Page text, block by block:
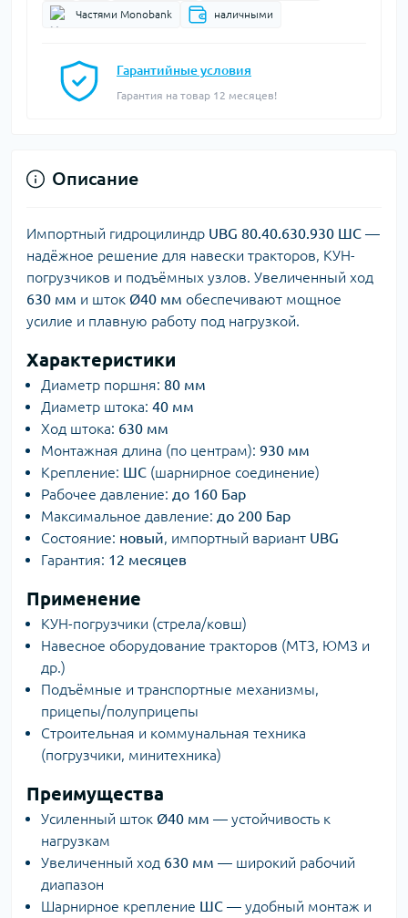
Частями Monobank наличными
Гарантийные условия
Гарантия на товар 12 месяцев!
Описание
Импортный гидроцилиндр UBG 80.40.630.930 ШС —
надёжное решение для навески тракторов, КУН-
погрузчиков и подъёмных узлов. Увеличенный ход
630 мм и шток Ø40 мм обеспечивают мощное
усилие и плавную работу под нагрузкой.
Характеристики
Диаметр поршня: 80 мм
Диаметр штока: 40 мм
Ход штока: 630 мм
Монтажная длина (по центрам): 930 мм
Крепление: ШС (шарнирное соединение)
Рабочее давление: до 160 Бар
Максимальное давление: до 200 Бар
Состояние: новый, импортный вариант UBG
Гарантия: 12 месяцев
Применение
КУН-погрузчики (стрела/ковш)
Навесное оборудование тракторов (МТЗ, ЮМЗ и
др.)
Подъёмные и транспортные механизмы,
прицепы/полуприцепы
Строительная и коммунальная техника
(погрузчики, минитехника)
Преимущества
Усиленный шток Ø40 мм — устойчивость к
нагрузкам
Увеличенный ход 630 мм — широкий рабочий
диапазон
Шарнирное крепление ШС — удобный монтаж и